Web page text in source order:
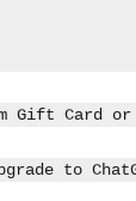
Gift Card or
to